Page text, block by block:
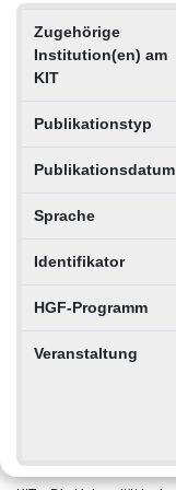
Zugehörige
Institution(en) am
KIT
Publikationstyp
Publikationsdatum
Sprache
Identifikator
HGF-Programm
Veranstaltung